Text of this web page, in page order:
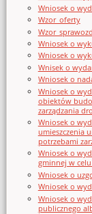
Wniosek o
Wzor_oferty
Wniosek o
Wniosek o
Wnisek o
Wniosek o
Wniosek o
obiektów
zarządzania
Wniosek o
umieszczenia
potrzebami
Wniosek o
gminnej w
Wniosek o
Wniosek o
Wniosek o
publicznego